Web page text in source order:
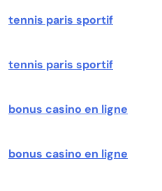
tennis paris sportif
tennis paris sportif
bonus casino en ligne
bonus casino en ligne